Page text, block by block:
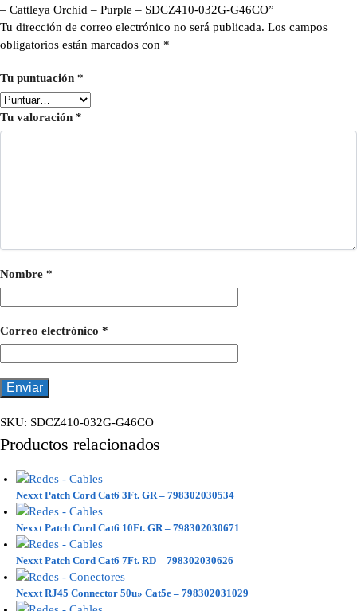
– Cattleya Orchid – Purple – SDCZ410-032G-G46CO”
Tu dirección de correo electrónico no será publicada. Los campos
obligatorios están marcados con *
Tu puntuación *
Tu valoración *
Nombre *
Correo electrónico *
SKU: SDCZ410-032G-G46CO
Productos relacionados
Nexxt Patch Cord Cat6 3Ft. GR – 798302030534
Nexxt Patch Cord Cat6 10Ft. GR – 798302030671
Nexxt Patch Cord Cat6 7Ft. RD – 798302030626
Nexxt RJ45 Connector 50u» Cat5e – 798302031029